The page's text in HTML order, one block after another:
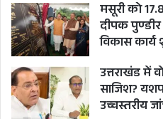
DIGITAL RAPE
FIRST DIGITAL RAPE
NOIDA
मसूरी को
दीपक
विकास
उत्तराखंड में
साजिश?
उच्चस्तरीय